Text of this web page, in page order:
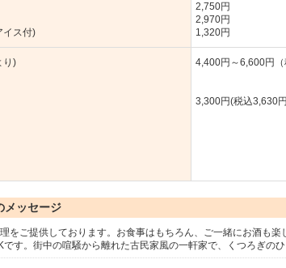
イス付)
2,750円
2,970円
1,320円
り) 4,400円～6,600円（
3,300円(税込3,630
メッセージ
をご提供しております。お食事はもちろん、ご一緒にお酒も
す。街中の喧騒から離れた古民家風の一軒家で、くつろぎのひ